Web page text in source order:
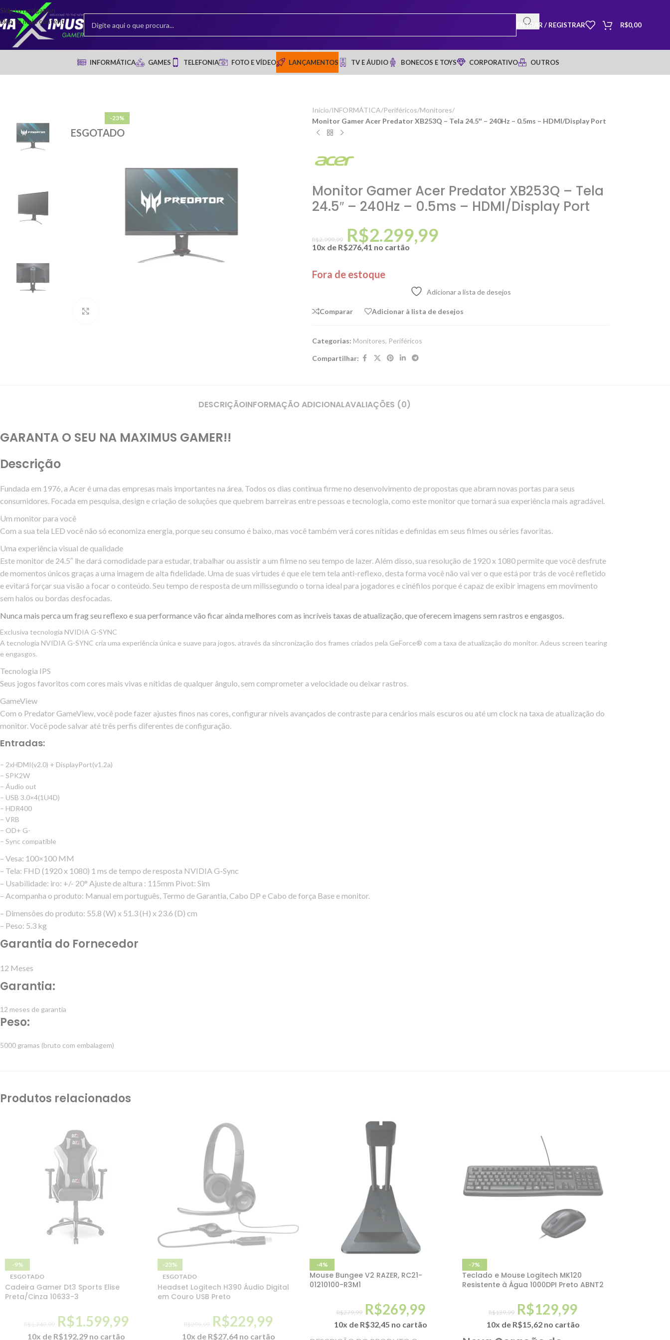
Skip to navigation
Skip to main content
ENTRAR / REGISTRAR R$0,00
INFORMÁTICA GAMES TELEFONIA FOTO E VÍDEO LANÇAMENTOS TV E ÁUDIO BONECOS E TOYS CORPORATIVO OUTROS
-23%
ESGOTADO
Início/INFORMÁTICA/Periféricos/Monitores/
Monitor Gamer Acer Predator XB253Q – Tela 24.5″ – 240Hz – 0.5ms – HDMI/Display Port
Monitor Gamer Acer Predator XB253Q – Tela
24.5″ – 240Hz – 0.5ms – HDMI/Display Port
R$2.999,99 R$2.299,99
10x de R$276,41 no cartão
Fora de estoque
Adicionar a lista de desejos
Comparar Adicionar à lista de desejos
Categorias: Monitores, Periféricos
Compartilhar:
DESCRIÇÃOINFORMAÇÃO ADICIONALAVALIAÇÕES (0)
GARANTA O SEU NA MAXIMUS GAMER!!
Descrição
Fundada em 1976, a Acer é uma das empresas mais importantes na área. Todos os dias continua firme no desenvolvimento de propostas que abram novas portas para seus
consumidores. Focada em pesquisa, design e criação de soluções que quebrem barreiras entre pessoas e tecnologia, como este monitor que tornará sua experiência mais agradável.
Um monitor para você
Com a sua tela LED você não só economiza energia, porque seu consumo é baixo, mas você também verá cores nítidas e definidas em seus filmes ou séries favoritas.
Uma experiência visual de qualidade
Este monitor de 24.5″ lhe dará comodidade para estudar, trabalhar ou assistir a um filme no seu tempo de lazer. Além disso, sua resolução de 1920 x 1080 permite que você desfrute
de momentos únicos graças a uma imagem de alta fidelidade. Uma de suas virtudes é que ele tem tela anti-reflexo, desta forma você não vai ver o que está por trás de você refletido
e evitará forçar sua visão a focar o conteúdo. Seu tempo de resposta de um milissegundo o torna ideal para jogadores e cinéfilos porque é capaz de exibir imagens em movimento
sem halos ou bordas desfocadas.
Nunca mais perca um frag seu reflexo e sua performance vão ficar ainda melhores com as incríveis taxas de atualização, que oferecem imagens sem rastros e engasgos.
Exclusiva tecnologia NVIDIA G-SYNC
A tecnologia NVIDIA G-SYNC cria uma experiência única e suave para jogos, através da sincronização dos frames criados pela GeForce® com a taxa de atualização do monitor. Adeus screen tearing
e engasgos.
Tecnologia IPS
Seus jogos favoritos com cores mais vivas e nítidas de qualquer ângulo, sem comprometer a velocidade ou deixar rastros.
GameView
Com o Predator GameView, você pode fazer ajustes finos nas cores, configurar níveis avançados de contraste para cenários mais escuros ou até um clock na taxa de atualização do
monitor. Você pode salvar até três perfis diferentes de configuração.
Entradas:
– 2xHDMI(v2.0) + DisplayPort(v1.2a)
– SPK2W
– Áudio out
– USB 3.0×4(1U4D)
– HDR400
– VRB
– OD+ G-
– Sync compatible
– Vesa: 100×100 MM
– Tela: FHD (1920 x 1080) 1 ms de tempo de resposta NVIDIA G-Sync
– Usabilidade: iro: +/- 20° Ajuste de altura : 115mm Pivot: Sim
– Acompanha o produto: Manual em português, Termo de Garantia, Cabo DP e Cabo de força Base e monitor.
– Dimensões do produto: 55.8 (W) x 51.3 (H) x 23.6 (D) cm
– Peso: 5.3 kg
Garantia do Fornecedor
12 Meses
Garantia:
12 meses de garantia
Peso:
5000 gramas (bruto com embalagem)
Produtos relacionados
-9%
ESGOTADO
Cadeira Gamer Dt3 Sports Elise
Preta/Cinza 10633-3
R$1.749,99 R$1.599,99
10x de R$192,29 no cartão
-23%
ESGOTADO
Headset Logitech H390 Áudio Digital
em Couro USB Preto
R$299,99 R$229,99
10x de R$27,64 no cartão
-4%
Mouse Bungee V2 RAZER, RC21-
01210100-R3M1
R$279,99 R$269,99
10x de R$32,45 no cartão
-7%
Teclado e Mouse Logitech MK120
Resistente à Água 1000DPI Preto ABNT2
R$139,99 R$129,99
10x de R$15,62 no cartão